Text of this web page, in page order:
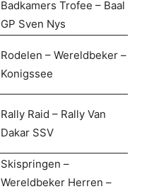
Badkamers Trofee – Baal –
GP Sven Nys
Rodelen – Wereldbeker –
Konigssee
Rally Raid – Rally Van
Dakar SSV
Skispringen –
Wereldbeker Herren –